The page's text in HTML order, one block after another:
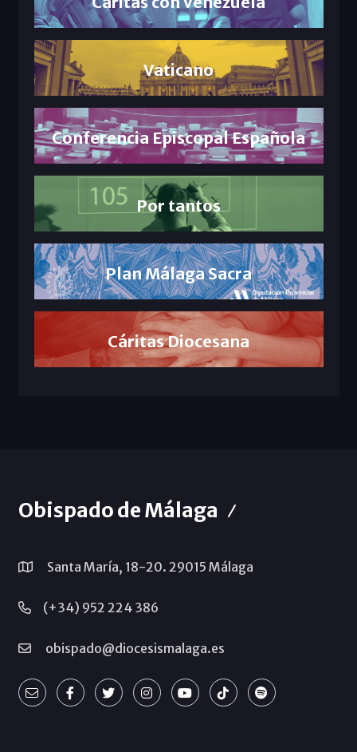
Vaticano
Conferencia Episcopal Española
Por tantos
Plan Málaga Sacra
Cáritas Diocesana
Obispado de Málaga
Santa María, 18-20. 29015 Málaga
(+34) 952 224 386
obispado@diocesismalaga.es